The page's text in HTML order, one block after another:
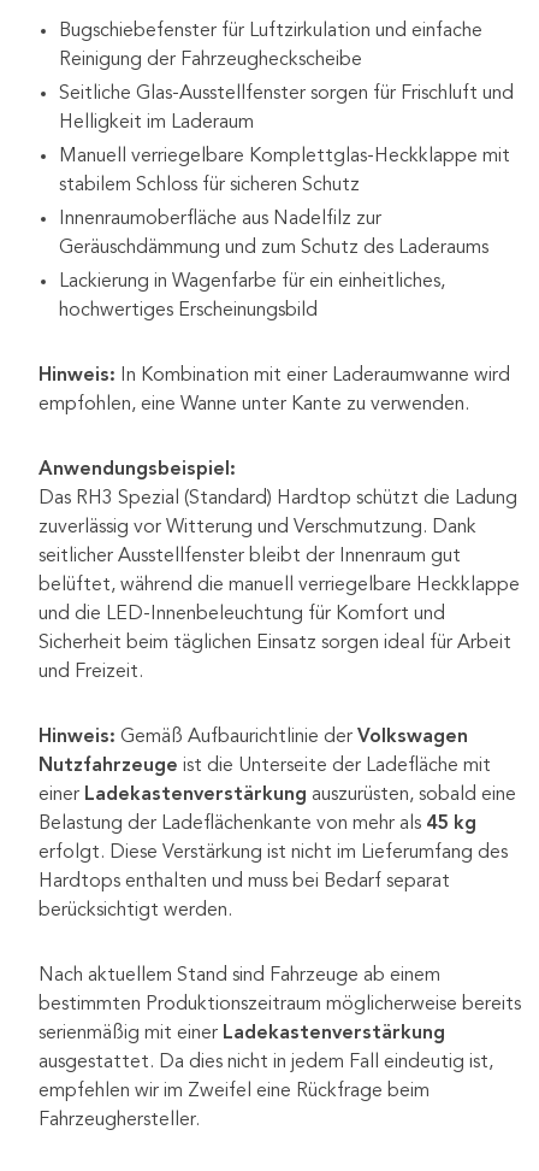
Bugschiebefenster für Luftzirkulation und einfache
Reinigung der Fahrzeugheckscheibe
Seitliche Glas-Ausstellfenster sorgen für Frischluft und
Helligkeit im Laderaum
Manuell verriegelbare Komplettglas-Heckklappe mit
stabilem Schloss für sicheren Schutz
Innenraumoberfläche aus Nadelfilz zur
Geräuschdämmung und zum Schutz des Laderaums
Lackierung in Wagenfarbe für ein einheitliches,
hochwertiges Erscheinungsbild
Hinweis: In Kombination mit einer Laderaumwanne wird
empfohlen, eine Wanne unter Kante zu verwenden.
Anwendungsbeispiel:
Das RH3 Spezial (Standard) Hardtop schützt die Ladung
zuverlässig vor Witterung und Verschmutzung. Dank
seitlicher Ausstellfenster bleibt der Innenraum gut
belüftet, während die manuell verriegelbare Heckklappe
und die LED-Innenbeleuchtung für Komfort und
Sicherheit beim täglichen Einsatz sorgen ideal für Arbeit
und Freizeit.
Hinweis: Gemäß Aufbaurichtlinie der Volkswagen
Nutzfahrzeuge ist die Unterseite der Ladefläche mit
einer Ladekastenverstärkung auszurüsten, sobald eine
Belastung der Ladeflächenkante von mehr als 45 kg
erfolgt. Diese Verstärkung ist nicht im Lieferumfang des
Hardtops enthalten und muss bei Bedarf separat
berücksichtigt werden.
Nach aktuellem Stand sind Fahrzeuge ab einem
bestimmten Produktionszeitraum möglicherweise bereits
serienmäßig mit einer Ladekastenverstärkung
ausgestattet. Da dies nicht in jedem Fall eindeutig ist,
empfehlen wir im Zweifel eine Rückfrage beim
Fahrzeughersteller.